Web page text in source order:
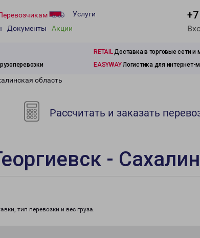
Услуги
Документы Акции
RETAILДоставка в торговые сети и
EASYWAYЛогистика для интернет-
область
Рассчитать и заказать
-
тип перевозки и вес груза.